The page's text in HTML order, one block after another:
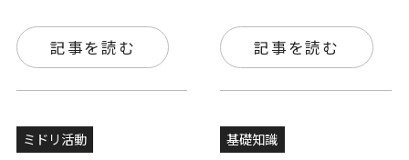
記事を読む 記事を読む
ミドリ活動 基礎知識